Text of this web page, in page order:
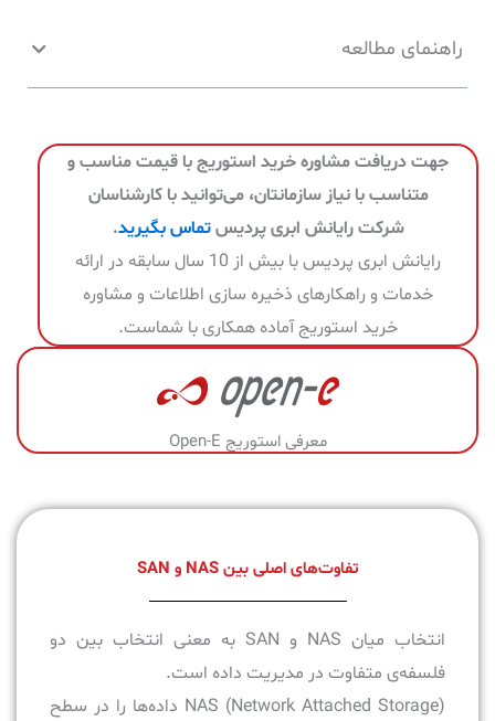
راهنمای مطالعه
جهت دریافت مشاوره خرید استوریج با قیمت مناسب و
متناسب با نیاز سازمانتان، می‌توانید با کارشناسان
شرکت رایانش ابری پردیستماس بگیرید.
رایانش ابری پردیس با بیش از 10 سال سابقه در ارائه
خدمات و راهکارهای ذخیره سازی اطلاعات و مشاوره
خرید استوریج آماده همکاری با شماست.
معرفی استوریج Open-E
تفاوت‌های اصلی بین NAS و SAN
انتخاب میان NAS و SAN به معنی انتخاب بین دو
فلسفه‌ی متفاوت در مدیریت داده است.
NAS (Network Attached Storage) داده‌ها را در سطح